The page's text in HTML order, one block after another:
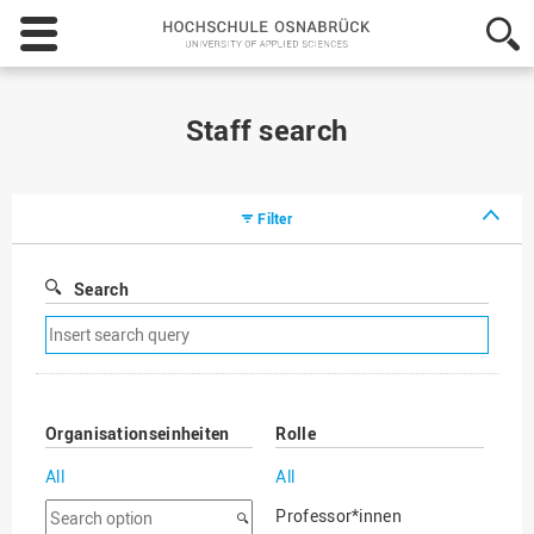
Hochschule
Osnabrück
-
Staff search
Filter
Search
Remove
search
filter
Organisationseinheiten
All
Search
Rolle
All
Professor*innen